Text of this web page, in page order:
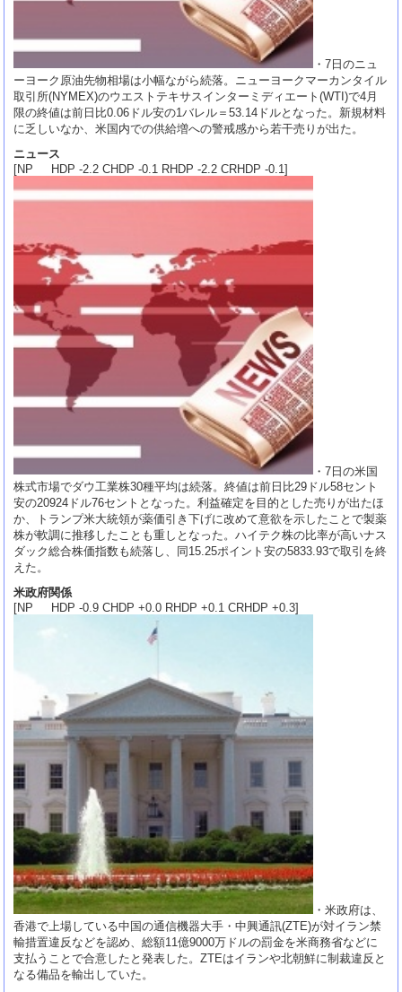
・7日のニュ
ーヨーク原油先物相場は小幅ながら続落。ニューヨークマーカンタイル
取引所(NYMEX)のウエストテキサスインターミディエート(WTI)で4月
限の終値は前日比0.06ドル安の1バレル＝53.14ドルとなった。新規材料
に乏しいなか、米国内での供給増への警戒感から若干売りが出た。
ニュース
[NP HDP -2.2 CHDP -0.1 RHDP -2.2 CRHDP -0.1]
・7日の米国
株式市場でダウ工業株30種平均は続落。終値は前日比29ドル58セント
安の20924ドル76セントとなった。利益確定を目的とした売りが出たほ
か、トランプ米大統領が薬価引き下げに改めて意欲を示したことで製薬
株が軟調に推移したことも重しとなった。ハイテク株の比率が高いナス
ダック総合株価指数も続落し、同15.25ポイント安の5833.93で取引を終
えた。
米政府関係
[NP HDP -0.9 CHDP +0.0 RHDP +0.1 CRHDP +0.3]
・米政府は、
香港で上場している中国の通信機器大手・中興通訊(ZTE)が対イラン禁
輸措置違反などを認め、総額11億9000万ドルの罰金を米商務省などに
支払うことで合意したと発表した。ZTEはイランや北朝鮮に制裁違反と
なる備品を輸出していた。